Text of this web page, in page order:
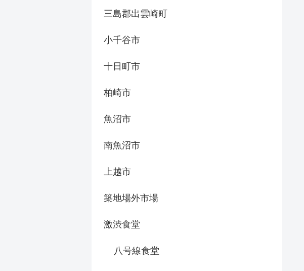
三島郡出雲崎町
小千谷市
十日町市
柏崎市
魚沼市
南魚沼市
上越市
築地場外市場
激渋食堂
八号線食堂